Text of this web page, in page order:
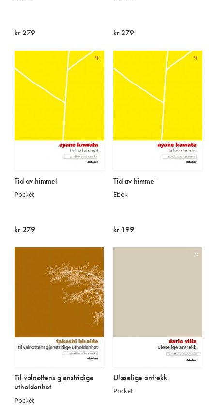
kr 279 kr 279
Tid av himmel
Pocket
kr 279
Tid av himmel
Ebok
kr 199
Til valnøttens gjenstridige
utholdenhet
Pocket
Uløselige antrekk
Pocket